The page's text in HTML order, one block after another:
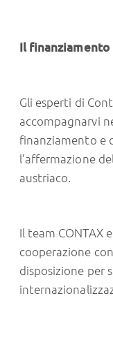
Il finanziamento
Gli esperti di
accompagnarvi
finanziamento e
l’affermazione
austriaco.
Il team CONTAX
cooperazione con
disposizione per